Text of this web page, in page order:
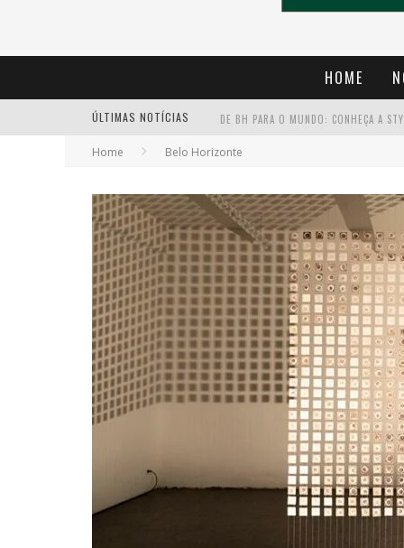
HOME
ÚLTIMAS NOTÍCIAS
Home Belo Horizonte